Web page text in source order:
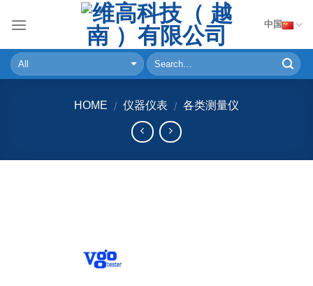
中国
HOME / 仪器仪表 / 各类测量仪